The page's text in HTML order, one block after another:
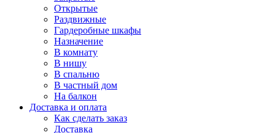
Открытые
Раздвижные
Гардеробные шкафы
Назначение
В комнату
В нишу
В спальню
В частный дом
На балкон
Доставка и оплата
Как сделать заказ
Доставка